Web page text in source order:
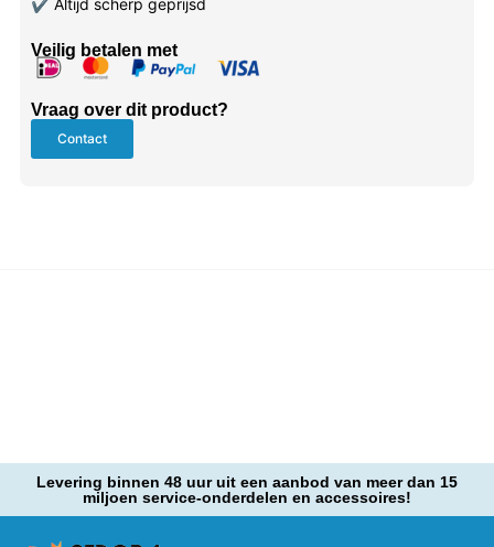
Veilig betalen met
Vraag over dit product?
Contact
Levering binnen 48 uur uit een aanbod van meer dan 15
miljoen service-onderdelen en accessoires!